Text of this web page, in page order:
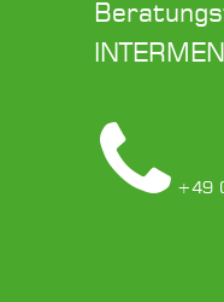
+49